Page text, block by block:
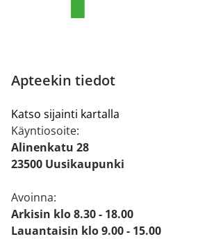
Apteekin tiedot
Katso sijainti kartalla
Käyntiosoite:
Alinenkatu 28
23500 Uusikaupunki
Avoinna:
Arkisin klo 8.30 - 18.00
Lauantaisin klo 9.00 - 15.00